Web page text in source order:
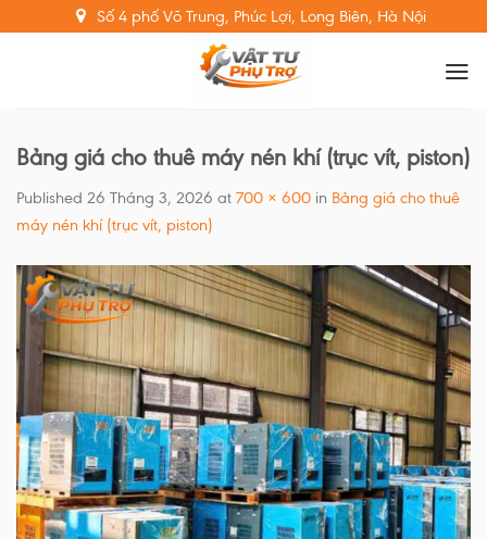
to
Số 4 phố Võ Trung, Phúc Lợi, Long Biên, Hà Nội
Bảng giá cho thuê máy nén khí (trục vít, piston)
Published 26 Tháng 3, 2026 at 700 × 600 in Bảng giá cho thuê
máy nén khí (trục vít, piston)